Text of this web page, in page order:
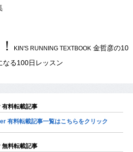
KIN'S RUNNING TEXTBOOK 金哲彦の10
なる100日レッスン
料転載記事
有料転載記事一覧はこちらをクリック
料転載記事